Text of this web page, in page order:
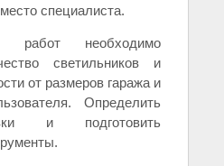
специалиста.
работ необходимо
светильников и
от размеров гаража и
Определить
и подготовить